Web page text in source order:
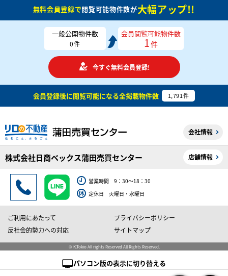
無料会員登録で閲覧可能物件数が大幅アップ!!
一般公開物件数
0件
会員閲覧可能物件数
1件
今すぐ無料会員登録!
会員登録後に閲覧可能になる全掲載物件数 1,791件
会社情報
株式会社日商ベックス蒲田売買センター 店舗情報
営業時間 9：30～18：30
定休日 火曜日・水曜日
ご利用にあたって
プライバシーポリシー
反社会的勢力への対応
サイトマップ
© K.Tokio All rights Reserved All Rights Reserved.
パソコン版の表示に切り替える